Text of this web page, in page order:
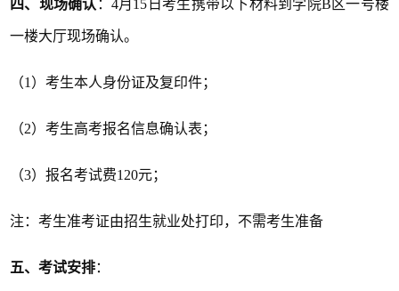
四、现场确认 ：4月15日考生携带以下材料到学院B区一号楼
一楼大厅现场确认。
（1）考生本人身份证及复印件；
（2）考生高考报名信息确认表；
（3）报名考试费120元；
注：考生准考证由招生就业处打印，不需考生准备
五、考试安排：